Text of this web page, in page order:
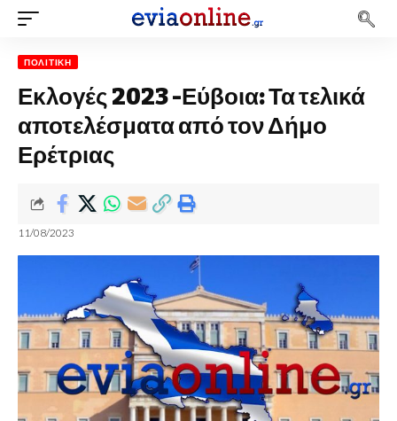
ΠΟΛΙΤΙΚΉ
Εκλογές 2023 -Εύβοια: Τα τελικά
αποτελέσματα από τον Δήμο
Ερέτριας
11/08/2023